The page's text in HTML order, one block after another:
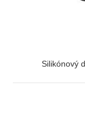
Silikónový